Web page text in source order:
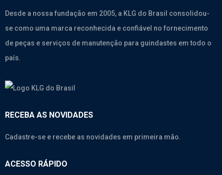
Desde a nossa fundação em 2005, a KLG do Brasil consolidou-
se como uma marca reconhecida e confiável no fornecimento
de peças e serviços de manutenção para guindastes em todo o
país.
RECEBA AS NOVIDADES
Cadastre-se e recebe as novidades em primeira mão.
ACESSO RÁPIDO